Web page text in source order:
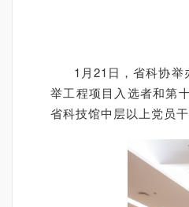
1月21日，省科协
举工程项目入选者和第
省科技馆中层以上党员